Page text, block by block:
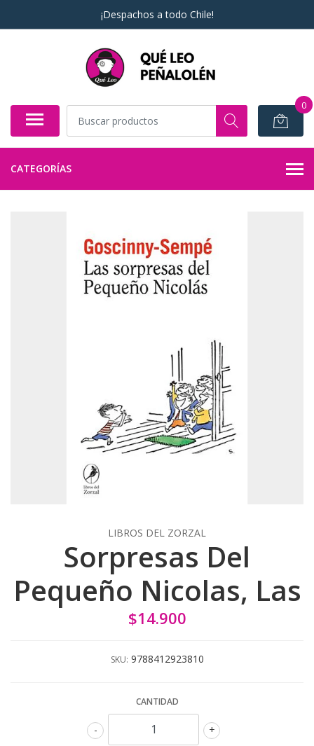
¡Despachos a todo Chile!
0
CATEGORÍAS
LIBROS DEL ZORZAL
Sorpresas Del
Pequeño Nicolas, Las
$14.900
SKU: 9788412923810
CANTIDAD
+
-